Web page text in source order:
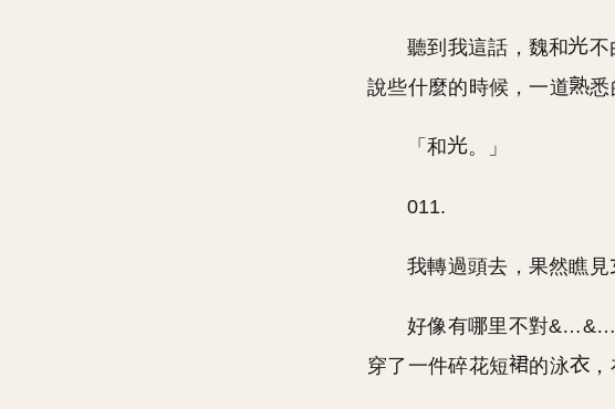
聽到我這話，魏和 不
說些什麼的時候，一道
「和 。」
011.
我轉過頭去，果然瞧見
好像有哪里不對
穿了一件碎花短
的泳